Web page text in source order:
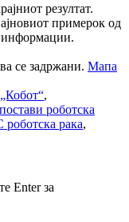
резултат.
примерок од
информации.
се задржани. Мапа
,
роботска
роботска рака,
Enter за